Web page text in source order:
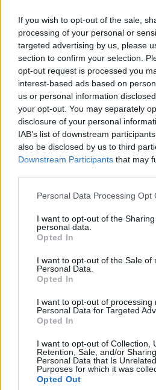
If you wish to opt-out of the sale,
processing of your personal or
targeted advertising by us, please
section to confirm your selection.
opt-out request is processed you
interest-based ads based on
us or personal information
your opt-out. You may separately
disclosure of your personal
IAB’s list of downstream
also be disclosed by us to third
Downstream Participants that may
Personal Data Processing Opt
I want to opt-out of the
personal data.
Opted In
I want to opt-out of the Sale of
Personal Data.
Opted In
I want to opt-out of processing
Personal Data for Targeted
Opted In
I want to opt-out of Collection,
Retention, Sale, and/or
Personal Data that Is
Purposes for which it was
Opted Out
Hasznos
Impresszum
Szerzői jogok
Adatvédelmi tájékoztató
Cookie-kezelési
Hozzászólási szabályzat
Nyomtatott lapjaink
Székely Hírmondó
Sütibeállítások
Médiatér
Liget
Krónika
Bihari Napló